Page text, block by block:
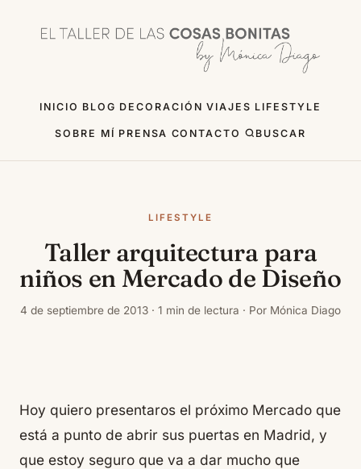
INICIO BLOG DECORACIÓN VIAJES LIFESTYLE
SOBRE MÍ PRENSA CONTACTO BUSCAR
LIFESTYLE
Taller arquitectura para
niños en Mercado de Diseño
4 de septiembre de 2013 · 1 min de lectura · Por Mónica Diago
Hoy quiero presentaros el próximo Mercado que
está a punto de abrir sus puertas en Madrid, y
que estoy seguro que va a dar mucho que